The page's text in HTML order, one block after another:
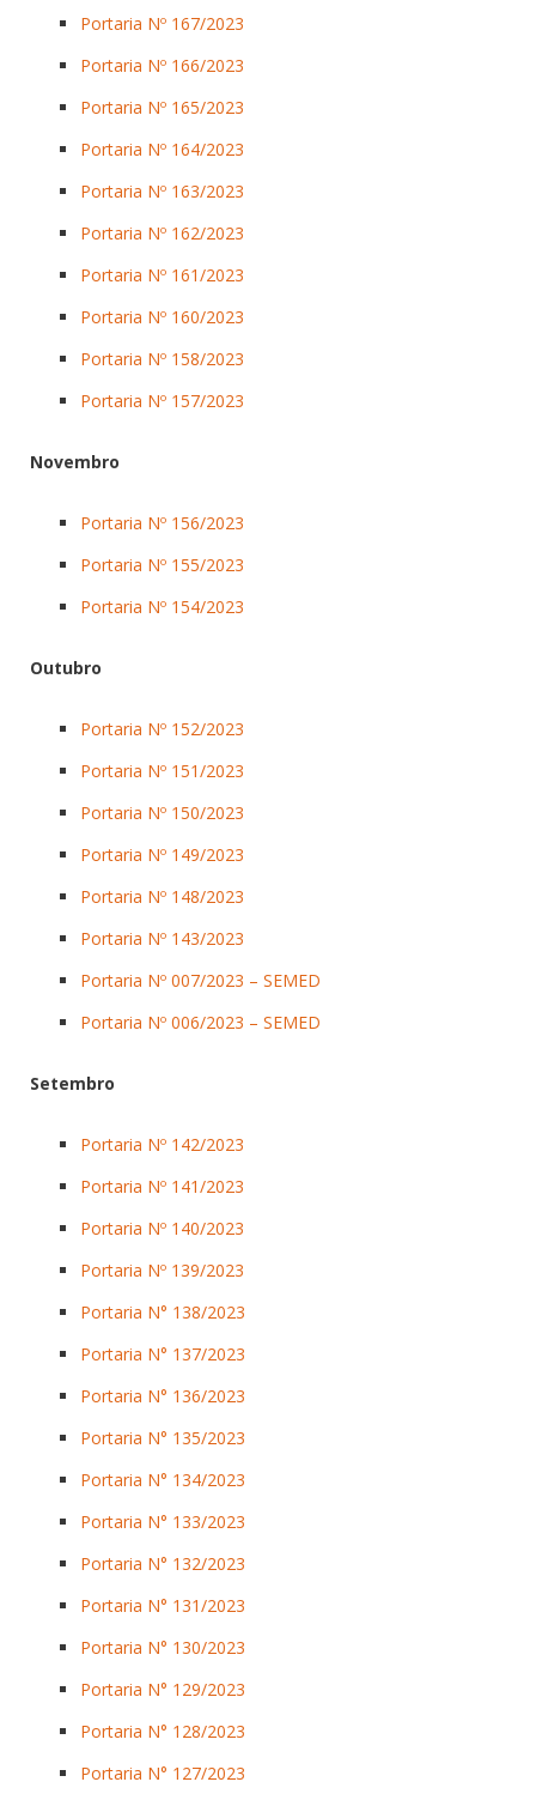
Portaria Nº 167/2023
Portaria Nº 166/2023
Portaria Nº 165/2023
Portaria Nº 164/2023
Portaria Nº 163/2023
Portaria Nº 162/2023
Portaria Nº 161/2023
Portaria Nº 160/2023
Portaria Nº 158/2023
Portaria Nº 157/2023
Novembro
Portaria Nº 156/2023
Portaria Nº 155/2023
Portaria Nº 154/2023
Outubro
Portaria Nº 152/2023
Portaria Nº 151/2023
Portaria Nº 150/2023
Portaria Nº 149/2023
Portaria Nº 148/2023
Portaria Nº 143/2023
Portaria Nº 007/2023 – SEMED
Portaria Nº 006/2023 – SEMED
Setembro
Portaria Nº 142/2023
Portaria Nº 141/2023
Portaria Nº 140/2023
Portaria Nº 139/2023
Portaria N° 138/2023
Portaria N° 137/2023
Portaria N° 136/2023
Portaria N° 135/2023
Portaria N° 134/2023
Portaria N° 133/2023
Portaria N° 132/2023
Portaria N° 131/2023
Portaria N° 130/2023
Portaria N° 129/2023
Portaria N° 128/2023
Portaria N° 127/2023